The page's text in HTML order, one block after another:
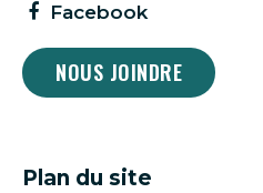
Facebook
NOUS JOINDRE
Plan du site